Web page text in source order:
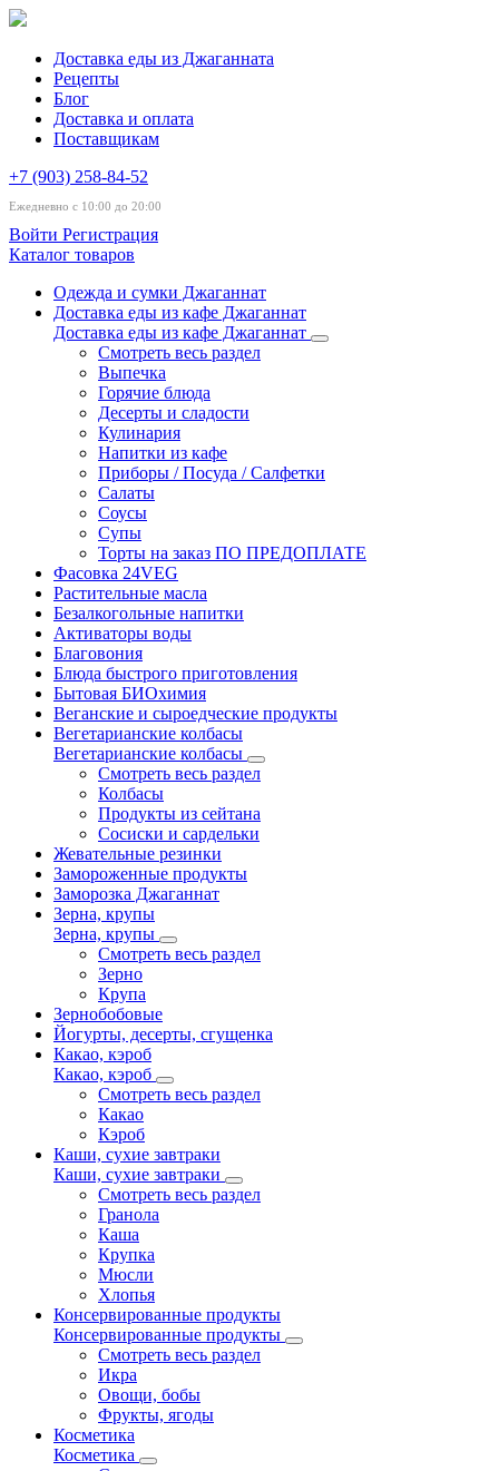
Доставка еды из Джаганната
Рецепты
Блог
Доставка и оплата
Поставщикам
+7 (903) 258-84-52
Ежедневно с 10:00 до 20:00
Войти Регистрация
Каталог товаров
Одежда и сумки Джаганнат
Доставка еды из кафе Джаганнат
Доставка еды из кафе Джаганнат
Смотреть весь раздел
Выпечка
Горячие блюда
Десерты и сладости
Кулинария
Напитки из кафе
Приборы / Посуда / Салфетки
Салаты
Соусы
Супы
Торты на заказ ПО ПРЕДОПЛАТЕ
Фасовка 24VEG
Растительные масла
Безалкогольные напитки
Активаторы воды
Благовония
Блюда быстрого приготовления
Бытовая БИОхимия
Веганские и сыроедческие продукты
Вегетарианские колбасы
Вегетарианские колбасы
Смотреть весь раздел
Колбасы
Продукты из сейтана
Сосиски и сардельки
Жевательные резинки
Замороженные продукты
Заморозка Джаганнат
Зерна, крупы
Зерна, крупы
Смотреть весь раздел
Зерно
Крупа
Зернобобовые
Йогурты, десерты, сгущенка
Какао, кэроб
Какао, кэроб
Смотреть весь раздел
Какао
Кэроб
Каши, сухие завтраки
Каши, сухие завтраки
Смотреть весь раздел
Гранола
Каша
Крупка
Мюсли
Хлопья
Консервированные продукты
Консервированные продукты
Смотреть весь раздел
Икра
Овощи, бобы
Фрукты, ягоды
Косметика
Косметика